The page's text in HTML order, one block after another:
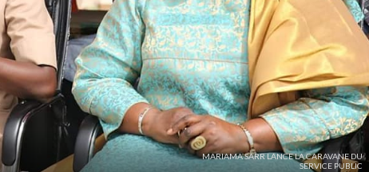
MARIAMA SARR LANCE LA CARAVANE DU
SERVICE PUBLIC